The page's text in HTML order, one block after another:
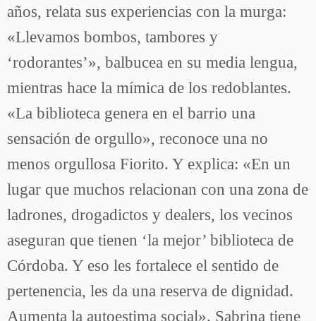
años, relata sus experiencias con la murga:
«Llevamos bombos, tambores y
‘rodorantes’», balbucea en su media lengua,
mientras hace la mímica de los redoblantes.
«La biblioteca genera en el barrio una
sensación de orgullo», reconoce una no
menos orgullosa Fiorito. Y explica: «En un
lugar que muchos relacionan con una zona de
ladrones, drogadictos y dealers, los vecinos
aseguran que tienen ‘la mejor’ biblioteca de
Córdoba. Y eso les fortalece el sentido de
pertenencia, les da una reserva de dignidad.
Aumenta la autoestima social». Sabrina tiene